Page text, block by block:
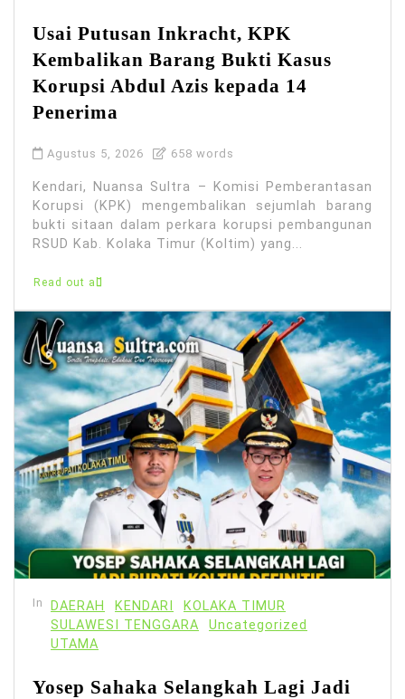
Usai Putusan Inkracht, KPK
Kembalikan Barang Bukti Kasus
Korupsi Abdul Azis kepada 14
Penerima
Agustus 5, 2026 658 words
Kendari, Nuansa Sultra – Komisi Pemberantasan
Korupsi (KPK) mengembalikan sejumlah barang
bukti sitaan dalam perkara korupsi pembangunan
RSUD Kab. Kolaka Timur (Koltim) yang...
Read out all
In DAERAH KENDARI
KOLAKA TIMUR
SULAWESI TENGGARA
Uncategorized
UTAMA
Yosep Sahaka Selangkah Lagi Jadi